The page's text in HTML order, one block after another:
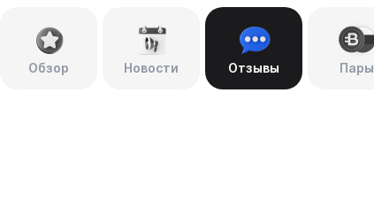
Обзор Новости Отзывы Пары